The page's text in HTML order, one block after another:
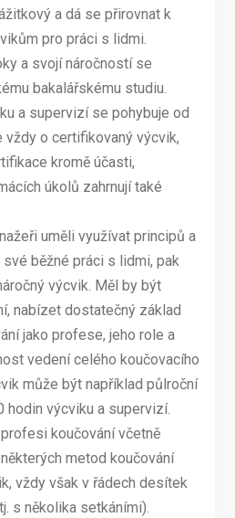
a dá se přirovnat k
pro práci s lidmi.
a svojí náročností se
bakalářskému studiu.
a supervizí se pohybuje od
vždy o certifikovaný výcvik,
kromě účasti,
úkolů zahrnují také
uměli využívat principů a
běžné práci s lidmi, pak
výcvik. Měl by být
nabízet dostatečný základ
jako profese, jeho role a
vedení celého koučovacího
může být například půlroční
hodin výcviku a supervizí.
koučování včetně
metod koučování
vždy však v řádech desítek
s několika setkáními).